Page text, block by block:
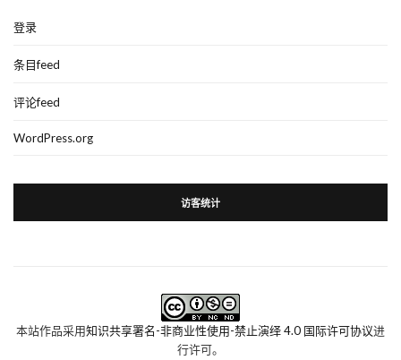
登录
条目feed
评论feed
WordPress.org
访客统计
本站作品采用知识共享署名-非商业性使用-禁止演绎 4.0 国际许可协议进
行许可。